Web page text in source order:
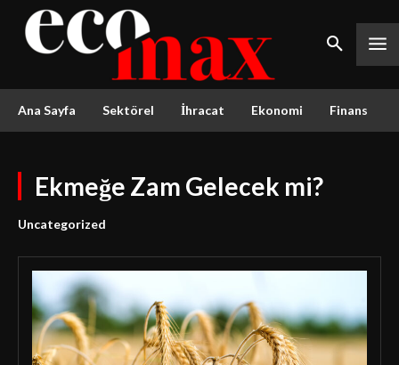
Ana Sayfa Sektörel İhracat Ekonomi Finans
Ekmeğe Zam Gelecek mi?
Uncategorized